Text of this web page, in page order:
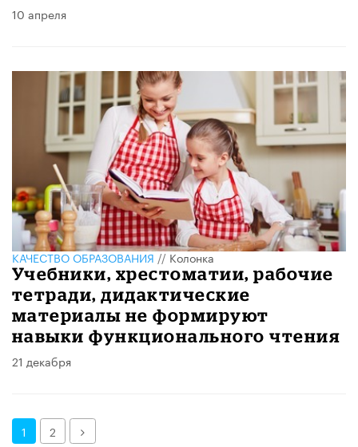
10 апреля
КАЧЕСТВО ОБРАЗОВАНИЯ//Колонка
Учебники, хрестоматии, рабочие
тетради, дидактические
материалы не формируют
навыки функционального чтения
21 декабря
1 2 Далее